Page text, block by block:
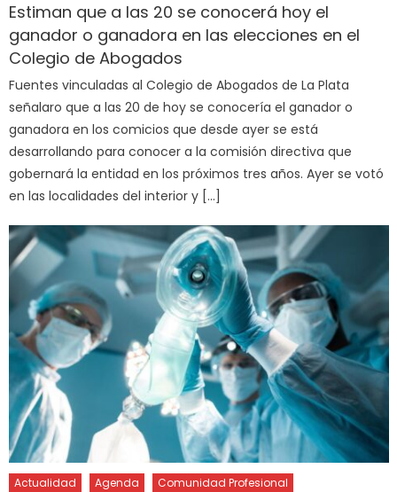
Estiman que a las 20 se conocerá hoy el
ganador o ganadora en las elecciones en el
Colegio de Abogados
Fuentes vinculadas al Colegio de Abogados de La Plata
señalaro que a las 20 de hoy se conocería el ganador o
ganadora en los comicios que desde ayer se está
desarrollando para conocer a la comisión directiva que
gobernará la entidad en los próximos tres años. Ayer se votó
en las localidades del interior y […]
Actualidad Agenda Comunidad Profesional